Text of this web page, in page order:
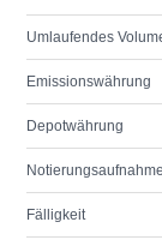
Umlaufendes
Emissionswährung
Depotwährung
Notierungsaufnahme
Fälligkeit